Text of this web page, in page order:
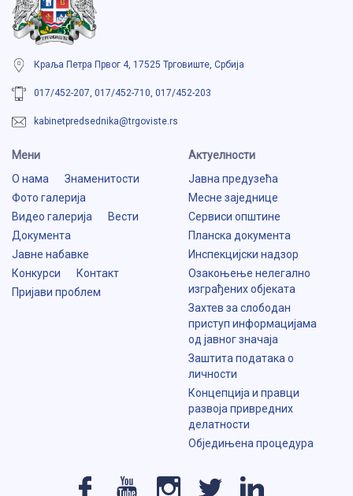
Краља Петра Првог 4, 17525 Трговиште, Србија
017/452-207, 017/452-710, 017/452-203
kabinetpredsednika@trgoviste.rs
Мени
О нама
Знаменитости
Фото галерија
Видео галерија
Вести
Документа
Јавне набавке
Конкурси
Контакт
Пријави проблем
Aктуелности
Јавна предузећа
Месне заједнице
Сервиси општине
Планска документа
Инспекцијски надзор
Озакоњење нелегално
изграђених објеката
Захтев за слободан
приступ информацијама
од јавног значаја
Заштита података о
личности
Концепција и правци
развоја привредних
делатности
Обједињена процедура